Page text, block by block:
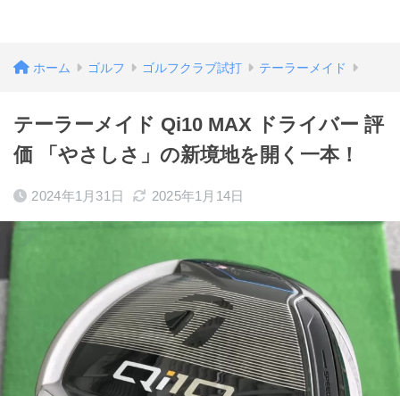
ホーム ゴルフ ゴルフクラブ試打 テーラーメイド
テーラーメイド Qi10 MAX ドライバー 評
価 「やさしさ」の新境地を開く一本！
2024年1月31日 2025年1月14日